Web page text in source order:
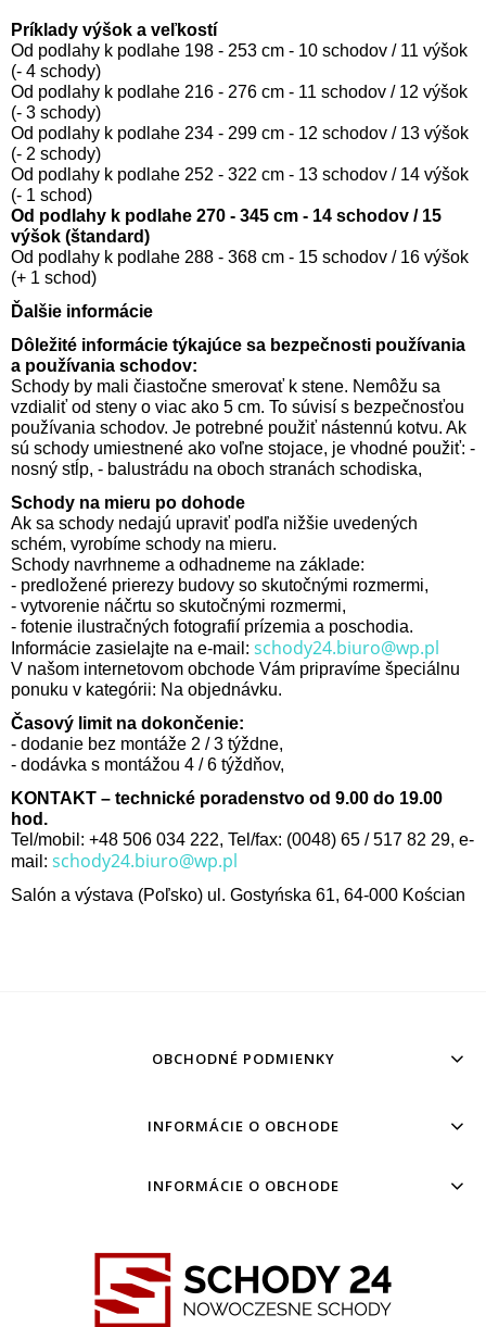
Príklady výšok a veľkostí
Od podlahy k podlahe 198 - 253 cm - 10 schodov / 11 výšok
(- 4 schody)
Od podlahy k podlahe 216 - 276 cm - 11 schodov / 12 výšok
(- 3 schody)
Od podlahy k podlahe 234 - 299 cm - 12 schodov / 13 výšok
(- 2 schody)
Od podlahy k podlahe 252 - 322 cm - 13 schodov / 14 výšok
(- 1 schod)
Od podlahy k podlahe 270 - 345 cm - 14 schodov / 15
výšok (štandard)
Od podlahy k podlahe 288 - 368 cm - 15 schodov / 16 výšok
(+ 1 schod)
Ďalšie informácie
Dôležité informácie týkajúce sa bezpečnosti používania
a používania schodov:
Schody by mali čiastočne smerovať k stene. Nemôžu sa
vzdialiť od steny o viac ako 5 cm. To súvisí s bezpečnosťou
používania schodov. Je potrebné použiť nástennú kotvu. Ak
sú schody umiestnené ako voľne stojace, je vhodné použiť: -
nosný stĺp, - balustrádu na oboch stranách schodiska,
Schody na mieru po dohode
Ak sa schody nedajú upraviť podľa nižšie uvedených
schém, vyrobíme schody na mieru.
Schody navrhneme a odhadneme na základe:
- predložené prierezy budovy so skutočnými rozmermi,
- vytvorenie náčrtu so skutočnými rozmermi,
- fotenie ilustračných fotografií prízemia a poschodia.
Informácie zasielajte na e-mail: schody24.biuro@wp.pl
V našom internetovom obchode Vám pripravíme špeciálnu
ponuku v kategórii: Na objednávku.
Časový limit na dokončenie:
- dodanie bez montáže 2 / 3 týždne,
- dodávka s montážou 4 / 6 týždňov,
KONTAKT – technické poradenstvo od 9.00 do 19.00
hod.
Tel/mobil: +48 506 034 222, Tel/fax: (0048) 65 / 517 82 29, e-
mail: schody24.biuro@wp.pl
Salón a výstava (Poľsko) ul. Gostyńska 61, 64-000 Kościan
OBCHODNÉ PODMIENKY
INFORMÁCIE O OBCHODE
INFORMÁCIE O OBCHODE